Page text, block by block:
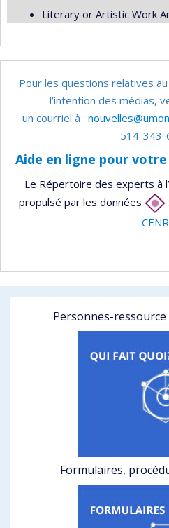
Literary or Artistic Work
Pour les questions relatives
l’intention des médias,
un courriel à :
514-343-
Aide en ligne pour
Le Répertoire des experts à
propulsé par les données
CENR
Personnes-
Formulaires,